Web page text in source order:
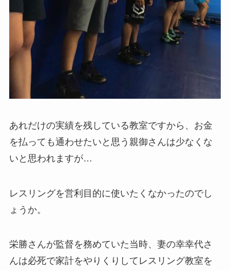
あれだけの実績を残している教室ですから、お金
を払っても通わせたいと思う親御さんは少なくな
いと思われますが…
レスリングを営利目的に使いたくなかったのでし
ょうか。
栄勝さんが監督を務めていた当時、妻の幸幸代さ
んは必死で家計をやりくりしてレスリング教室を